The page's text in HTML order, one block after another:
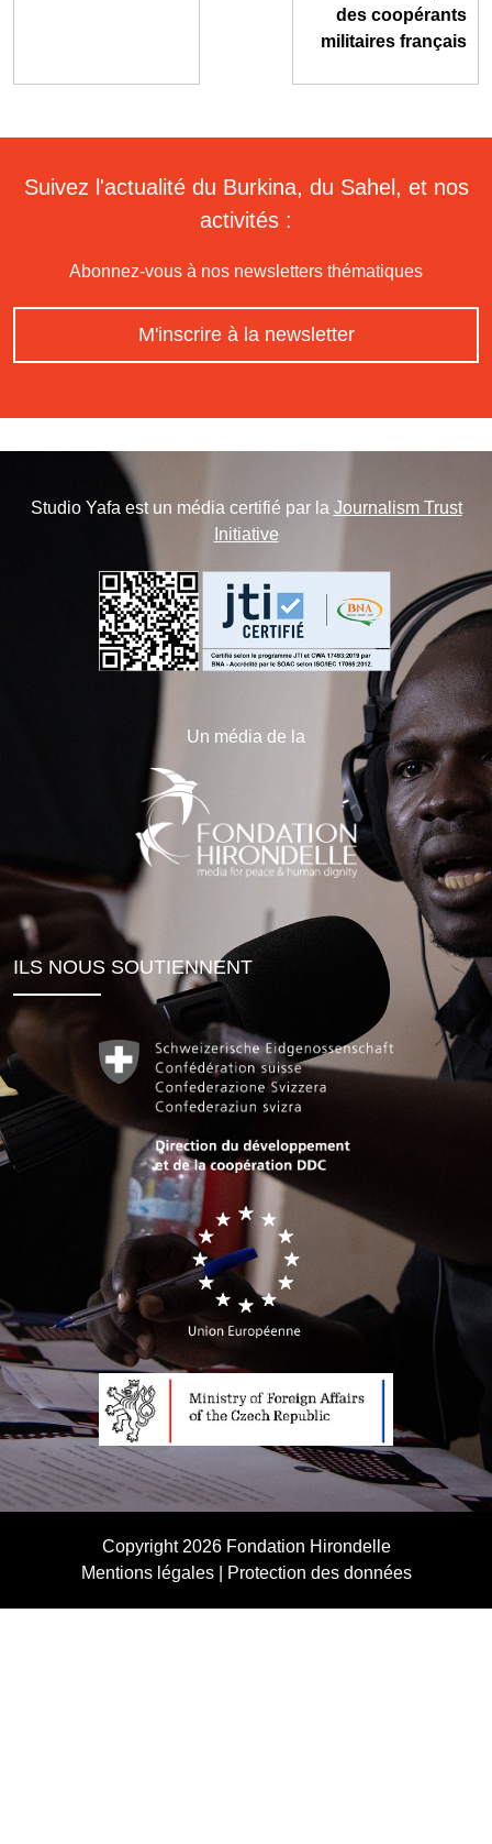
des coopérants
militaires français
Suivez l'actualité du Burkina, du Sahel, et nos
activités :
Abonnez-vous à nos newsletters thématiques
M'inscrire à la newsletter
Studio Yafa est un média certifié par la Journalism Trust
Initiative
Un média de la
ILS NOUS SOUTIENNENT
Copyright 2026 Fondation Hirondelle
Mentions légales| Protection des données